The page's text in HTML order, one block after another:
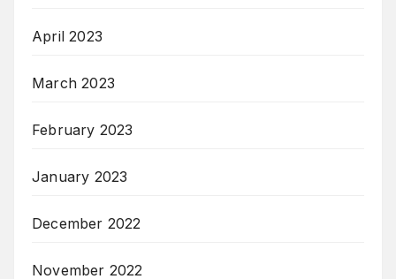
April 2023
March 2023
February 2023
January 2023
December 2022
November 2022